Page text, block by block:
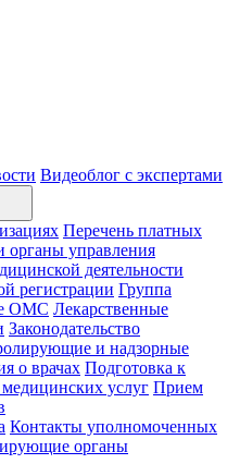
Видеоблог с экспертами
Перечень платных
органы управления
деятельности
регистрации Группа
ОМС Лекарственные
Законодательство
и надзорные
о врачах Подготовка к
услуг Прием
Контакты уполномоченных
органы